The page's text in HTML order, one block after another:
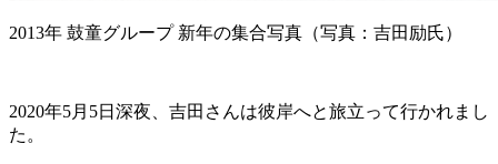
2013年 鼓童グループ 新年の集合写真（写真：吉田励氏）
2020年5月5日深夜、吉田さんは彼岸へと旅立って行かれまし
た。